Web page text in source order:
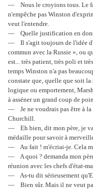
— Nous le croyions tous. Le
n'empêche pas Winston
veut l'entendre.
— Quelle justification en
— Il s'agit toujours de l'idée
commun avec la Russie », ou
est... très patient, très poli et
temps Winston n'a pas
constate que, quelle que soit
logique ou emportement,
à asséner un grand coup de
— Je ne voudrais pas être à la
Churchill.
— Eh bien, dit mon père, je
médaille pour savoir à
— Au fait ! m'écriai-je. Cela
— A quoi ? demanda mon
réunion avec les chefs d'état-
— As-tu dit sérieusement
— Bien sûr. Mais il ne veut